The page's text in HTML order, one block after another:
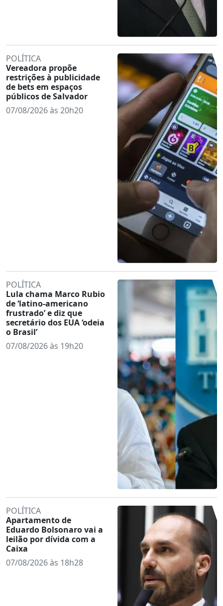
POLÍTICA
Vereadora propõe
restrições à publicidade
de bets em espaços
públicos de Salvador
07/08/2026 às 20h20
POLÍTICA
Lula chama Marco Rubio
de ‘latino-americano
frustrado’ e diz que
secretário dos EUA ‘odeia
o Brasil’
07/08/2026 às 19h20
POLÍTICA
Apartamento de
Eduardo Bolsonaro vai a
leilão por dívida com a
Caixa
07/08/2026 às 18h28